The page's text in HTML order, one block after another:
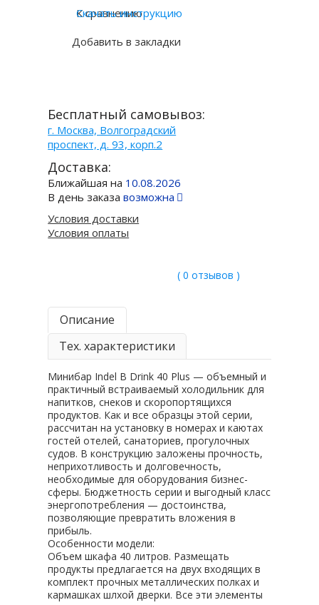
К сравнению
Добавить в закладки
Скачать инструкцию
Бесплатный самовывоз:
г. Москва, Волгоградский
проспект, д. 93, корп.2
Доставка:
Ближайшая на 10.08.2026
В день заказавозможна
Условия доставки
Условия оплаты
( 0 отзывов )
Описание
Тех. характеристики
Минибар Indel B Drink 40 Plus — объемный и
практичный встраиваемый холодильник для
напитков, снеков и скоропортящихся
продуктов. Как и все образцы этой серии,
рассчитан на установку в номерах и каютах
гостей отелей, санаториев, прогулочных
судов. В конструкцию заложены прочность,
неприхотливость и долговечность,
необходимые для оборудования бизнес-
сферы. Бюджетность серии и выгодный класс
энергопотребления — достоинства,
позволяющие превратить вложения в
прибыль.
Особенности модели:
Объем шкафа 40 литров. Размещать
продукты предлагается на двух входящих в
комплект прочных металлических полках и
кармашках шлхой дверки. Все эти элементы